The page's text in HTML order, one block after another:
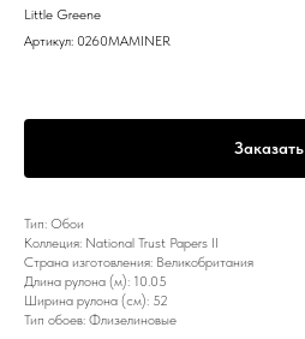
Little Greene
Артикул: 0260MAMINER
Заказать
Тип: Обои
Коллеция: National Trust Papers II
Страна изготовления: Великобритания
Длина рулона (м): 10.05
Ширина рулона (см): 52
Тип обоев: Флизелиновые